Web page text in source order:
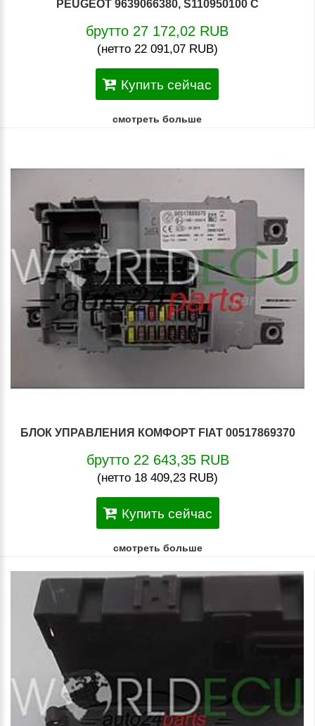
PEUGEOT 9639066380, S110950100 C
брутто 27 172,02 RUB
(нетто 22 091,07 RUB)
Купить сейчас
смотреть больше
БЛОК УПРАВЛЕНИЯ КОМФОРТ FIAT 00517869370
брутто 22 643,35 RUB
(нетто 18 409,23 RUB)
Купить сейчас
смотреть больше